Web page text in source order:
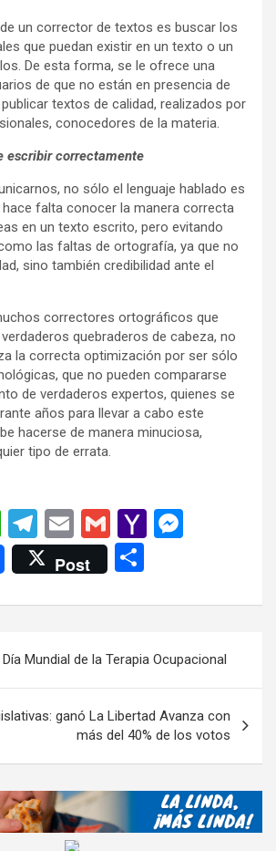
un corrector de textos es buscar los
que puedan existir en un texto o un
De esta forma, se le ofrece una
de que no están en presencia de
textos de calidad, realizados por
conocedores de la materia.
escribir correctamente
no sólo el lenguaje hablado es
hace falta conocer la manera correcta
en un texto escrito, pero evitando
las faltas de ortografía, ya que no
sino también credibilidad ante el
correctores ortográficos que
quebraderos de cabeza, no
la correcta optimización por ser sólo
que no pueden compararse
de verdaderos expertos, quienes se
años para llevar a cabo este
hacerse de manera minuciosa,
tipo de errata.
W
h
at
s
p
p
T
el
e
gr
m
E
m
ail
G
m
ail
Y
o
M
ail
n
er
Post
m
p
ar
tir
Mundial de la Terapia Ocupacional
ganó La Libertad Avanza con
más del 40% de los votos